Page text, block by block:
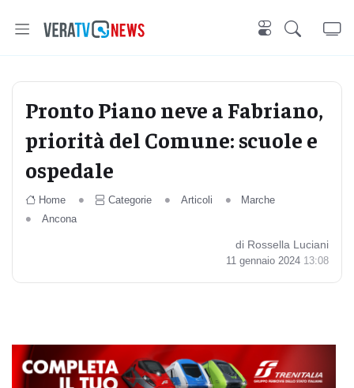
Pronto Piano neve a Fabriano,
priorità del Comune: scuole e
ospedale
Home Categorie Articoli
Marche
Ancona
di Rossella Luciani
11 gennaio 2024 13:08